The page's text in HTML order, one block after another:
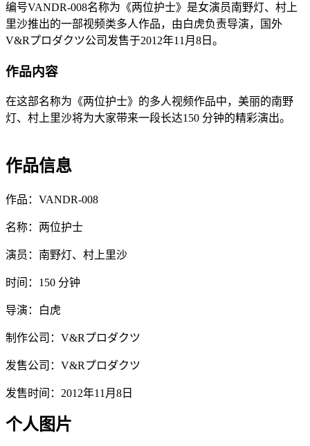
编号VANDR-008名称为《两位护士》是女演员南野灯、村上
里沙推出的一部视频类多人作品，由白虎负责导演，国外
V&Rプロダクツ公司发售于2012年11月8日。
作品内容
在这部名称为《两位护士》的多人视频作品中，美丽的南野
灯、村上里沙将为大家带来一段长达150 分钟的精彩演出。
作品信息
作品：VANDR-008
名称：两位护士
演员：南野灯、村上里沙
时间：150 分钟
导演：白虎
制作公司：V&Rプロダクツ
发售公司：V&Rプロダクツ
发售时间：2012年11月8日
个人图片